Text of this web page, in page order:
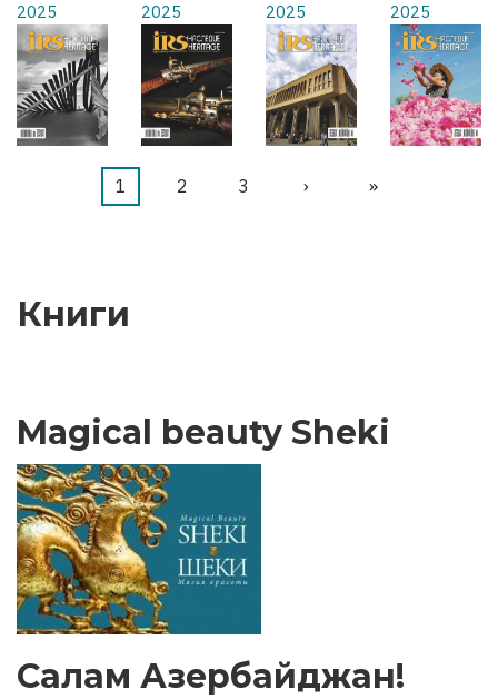
2025
2025
2025
2025
Нумерация
Текущая
1 Страница
2 Страница
3
Следующая
›
Последняя
»
Книги
Magical beauty Sheki
Салам Азербайджан!